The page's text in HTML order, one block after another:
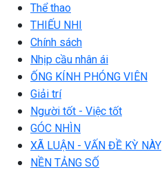
Thể thao
THIẾU NHI
Chính sách
Nhịp cầu nhân ái
ỐNG KÍNH PHÓNG VIÊN
Giải trí
Người tốt - Việc tốt
GÓC NHÌN
XÃ LUẬN - VẤN ĐỀ KỲ NÀY
NỀN TẢNG SỐ